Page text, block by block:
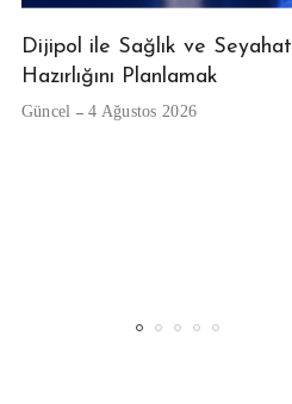
Dijipol ile Sağlık ve Seyahat
Hazırlığını Planlamak
Güncel 4 Ağustos 2026